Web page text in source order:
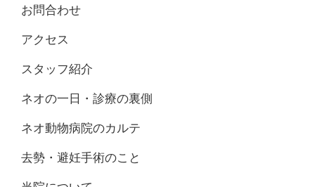
お問合わせ
アクセス
スタッフ紹介
ネオの一日・診療の裏側
ネオ動物病院のカルテ
去勢・避妊手術のこと